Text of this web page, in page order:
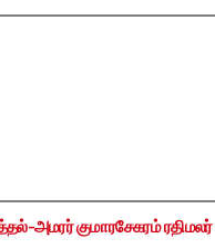
அமரர் குமாரசேகரம் ரதிமலர்